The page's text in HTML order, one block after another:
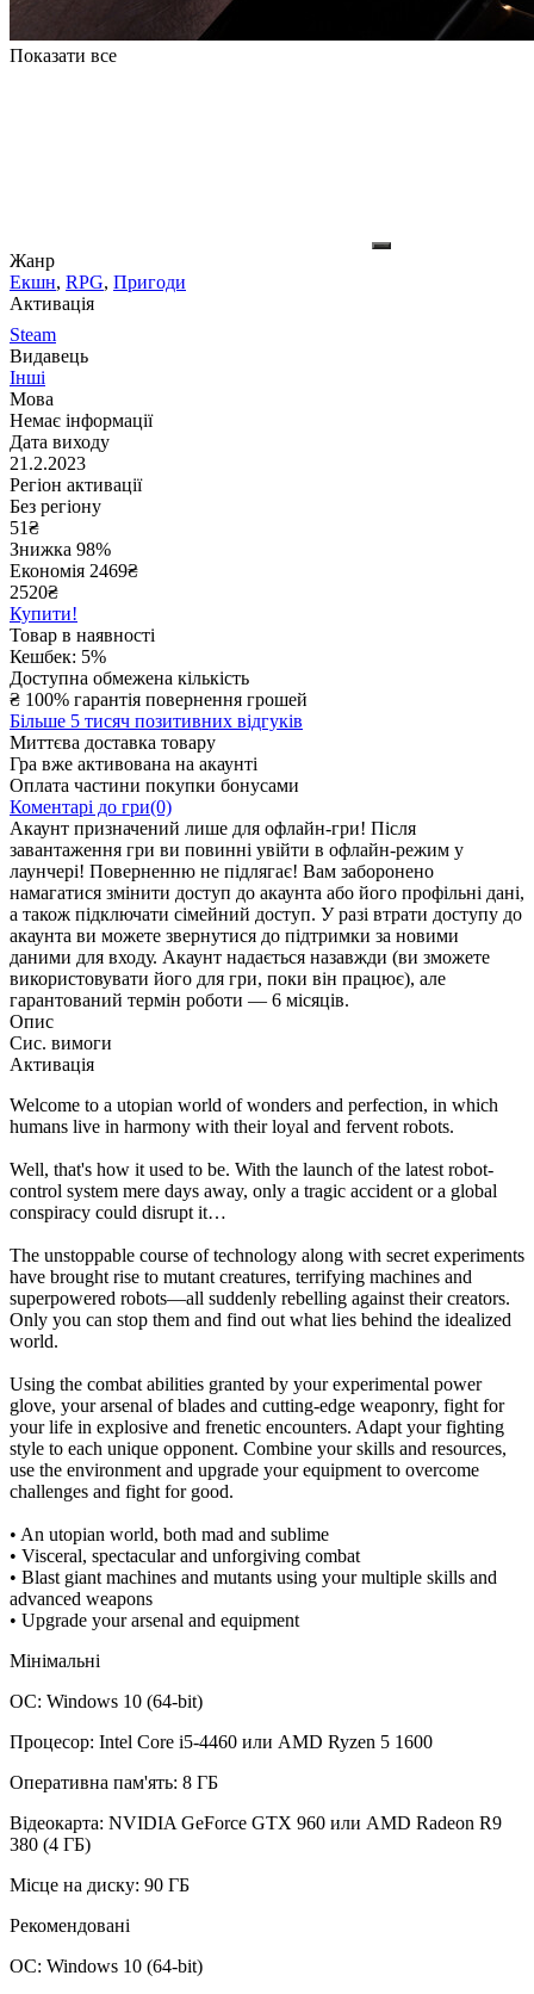
Показати все
Жанр
Екшн, RPG, Пригоди
Активація
Steam
Видавець
Інші
Мова
Немає інформації
Дата виходу
21.2.2023
Регіон активації
Без регіону
51₴
Знижка 98%
Економія 2469₴
2520₴
Купити!
Товар в наявності
Кешбек: 5%
Доступна обмежена кількість
₴ 100% гарантія повернення грошей
Більше 5 тисяч позитивних відгуків
Миттєва доставка товару
Гра вже активована на акаунті
Оплата частини покупки бонусами
Коментарі до гри(0)
Акаунт призначений лише для офлайн-гри! Після
завантаження гри ви повинні увійти в офлайн-режим у
лаунчері! Поверненню не підлягає! Вам заборонено
намагатися змінити доступ до акаунта або його профільні дані,
а також підключати сімейний доступ. У разі втрати доступу до
акаунта ви можете звернутися до підтримки за новими
даними для входу. Акаунт надається назавжди (ви зможете
використовувати його для гри, поки він працює), але
гарантований термін роботи — 6 місяців.
Опис
Сис. вимоги
Активація
Welcome to a utopian world of wonders and perfection, in which
humans live in harmony with their loyal and fervent robots.
Well, that's how it used to be. With the launch of the latest robot-
control system mere days away, only a tragic accident or a global
conspiracy could disrupt it…
The unstoppable course of technology along with secret experiments
have brought rise to mutant creatures, terrifying machines and
superpowered robots—all suddenly rebelling against their creators.
Only you can stop them and find out what lies behind the idealized
world.
Using the combat abilities granted by your experimental power
glove, your arsenal of blades and cutting-edge weaponry, fight for
your life in explosive and frenetic encounters. Adapt your fighting
style to each unique opponent. Combine your skills and resources,
use the environment and upgrade your equipment to overcome
challenges and fight for good.
• An utopian world, both mad and sublime
• Visceral, spectacular and unforgiving combat
• Blast giant machines and mutants using your multiple skills and
advanced weapons
• Upgrade your arsenal and equipment
Мінімальні
ОС: Windows 10 (64-bit)
Процесор: Intel Core i5-4460 или AMD Ryzen 5 1600
Оперативна пам'ять: 8 ГБ
Відеокарта: NVIDIA GeForce GTX 960 или AMD Radeon R9
380 (4 ГБ)
Місце на диску: 90 ГБ
Рекомендовані
ОС: Windows 10 (64-bit)